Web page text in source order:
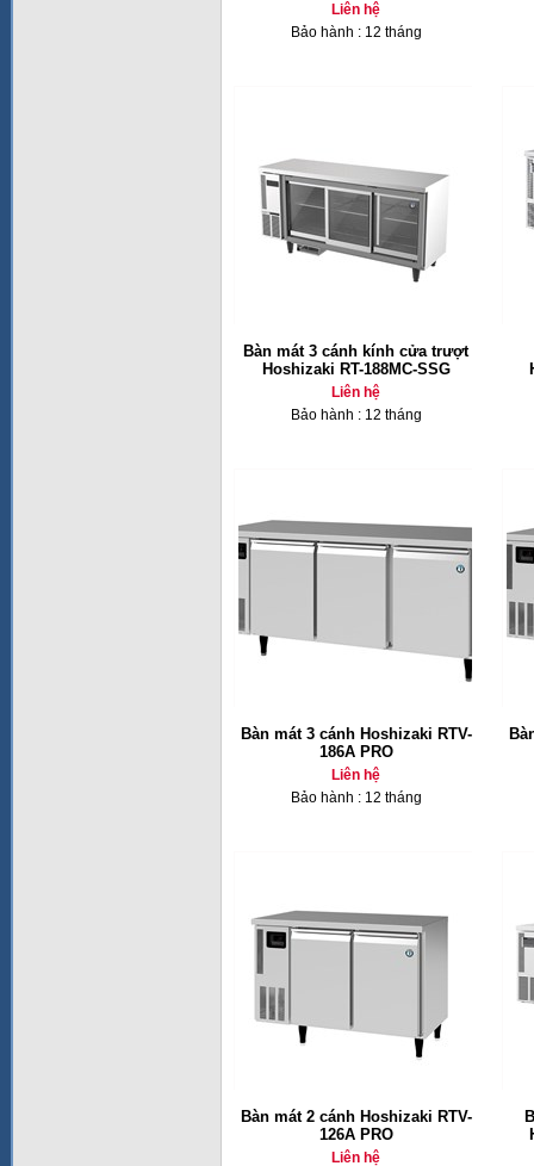
Liên hệ
Bảo hành : 12 tháng
Bàn mát 3 cánh kính cửa trượt
Hoshizaki RT-188MC-SSG
Liên hệ
Bảo hành : 12 tháng
Bàn mát 3 cánh Hoshizaki RTV-
186A PRO
Liên hệ
Bảo hành : 12 tháng
Bàn mát 2 cánh Hoshizaki RTV-
126A PRO
Liên hệ